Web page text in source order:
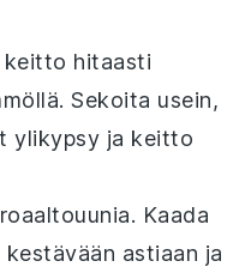
keitto hitaasti
Sekoita usein,
ylikypsy ja keitto
Kaada
astiaan ja